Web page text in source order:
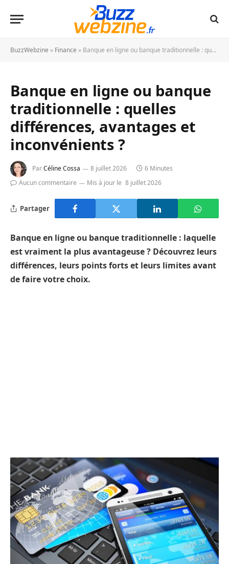
BuzzWebzine » Finance » Banque en ligne ou banque traditionnelle : quelles différences, avantages et inconvénients ?
Banque en ligne ou banque
traditionnelle : quelles
différences, avantages et
inconvénients ?
ParCéline Cossa 8 juillet 2026
6 Minutes
Aucun commentaire
Mis à jour le 8 juillet 2026
Partager
Banque en ligne ou banque traditionnelle : laquelle
est vraiment la plus avantageuse ? Découvrez leurs
différences, leurs points forts et leurs limites avant
de faire votre choix.